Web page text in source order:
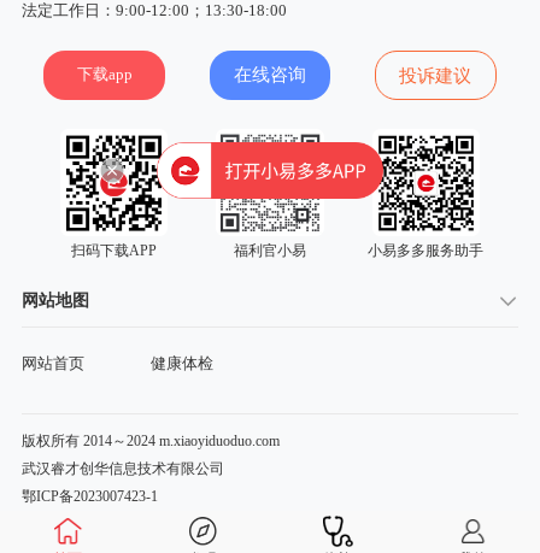
法定工作日：9:00-12:00；13:30-18:00
下载app 在线咨询 投诉建议
扫码下载APP 福利官小易 小易多多服务助手
网站地图
网站首页 健康体检
版权所有 2014～2024 m.xiaoyiduoduo.com
武汉睿才创华信息技术有限公司
鄂ICP备2023007423-1